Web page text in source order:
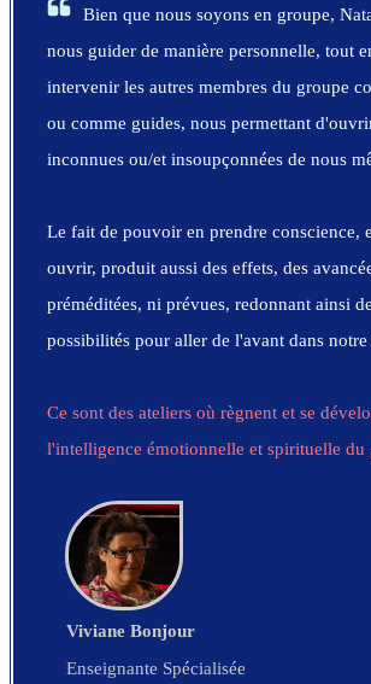
Bien que nous soyons en groupe,
nous guider de manière personnelle, tout
intervenir les autres membres du groupe
ou comme guides, nous permettant
inconnues ou/et insoupçonnées de nous
Le fait de pouvoir en prendre conscience,
ouvrir, produit aussi des effets, des
préméditées, ni prévues, redonnant ainsi
possibilités pour aller de l'avant dans notre
Ce sont des ateliers où règnent et se
l'intelligence émotionnelle et spirituelle du
Viviane Bonjour
Enseignante Spécialisée